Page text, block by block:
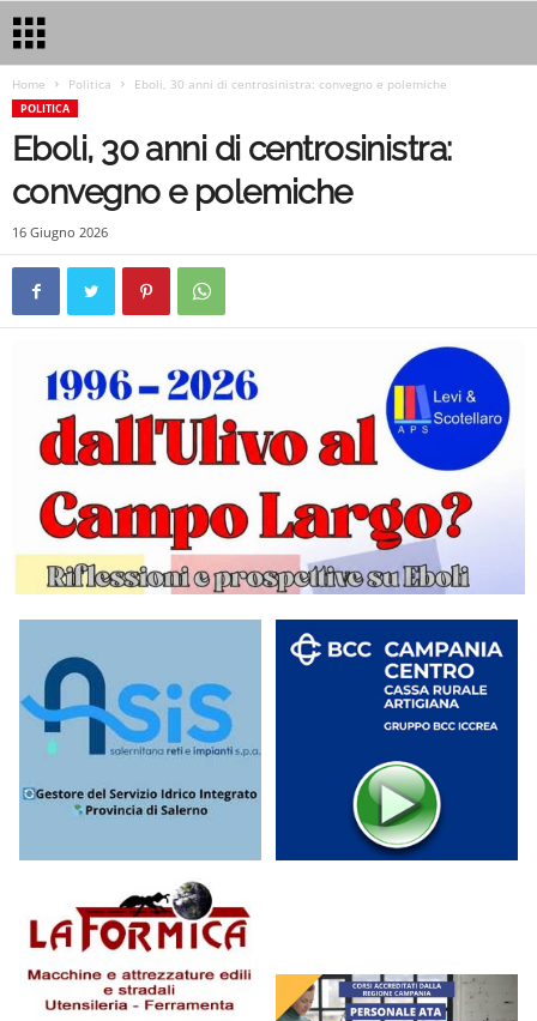
Home Politica Eboli, 30 anni di centrosinistra: convegno e polemiche
POLITICA
Eboli, 30 anni di centrosinistra:
convegno e polemiche
16 Giugno 2026